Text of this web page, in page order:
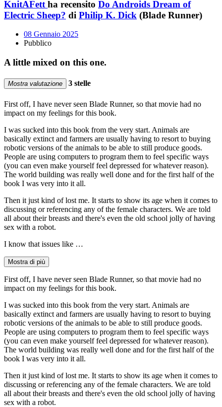
KnitAFett ha recensito Do Androids Dream of
Electric Sheep? di Philip K. Dick (Blade Runner)
08 Gennaio 2025
Pubblico
A little mixed on this one.
Mostra valutazione 3 stelle
First off, I have never seen Blade Runner, so that movie had no
impact on my feelings for this book.
I was sucked into this book from the very start. Animals are
basically extinct and farmers are usually having to resort to buying
robotic versions of the animals to be able to still produce goods.
People are using computers to program them to feel specific ways
(you can even make yourself feel depressed for whatever reason).
The world building was really well done and for the first half of the
book I was very into it all.
Then it just kind of lost me. It starts to show its age when it comes to
discussing or referencing any of the female characters. We are told
all about their breasts and there's even the old school jolly of having
sex with a robot.
I know that issues like …
Mostra di più
First off, I have never seen Blade Runner, so that movie had no
impact on my feelings for this book.
I was sucked into this book from the very start. Animals are
basically extinct and farmers are usually having to resort to buying
robotic versions of the animals to be able to still produce goods.
People are using computers to program them to feel specific ways
(you can even make yourself feel depressed for whatever reason).
The world building was really well done and for the first half of the
book I was very into it all.
Then it just kind of lost me. It starts to show its age when it comes to
discussing or referencing any of the female characters. We are told
all about their breasts and there's even the old school jolly of having
sex with a robot.